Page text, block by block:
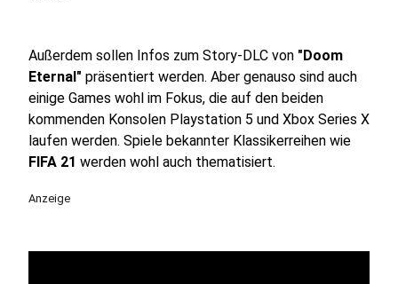
Außerdem sollen Infos zum Story-DLC von "Doom
Eternal" präsentiert werden. Aber genauso sind auch
einige Games wohl im Fokus, die auf den beiden
kommenden Konsolen Playstation 5 und Xbox Series X
laufen werden. Spiele bekannter Klassikerreihen wie
FIFA 21 werden wohl auch thematisiert.
Anzeige